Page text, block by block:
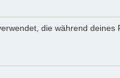
die während deines